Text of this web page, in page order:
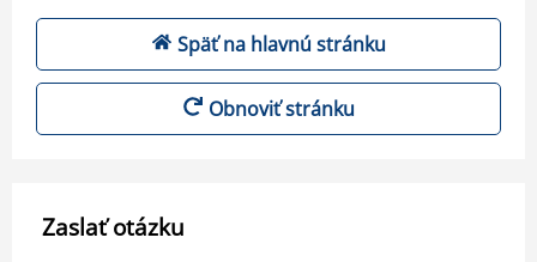
Späť na hlavnú stránku
Obnoviť stránku
Zaslať otázku